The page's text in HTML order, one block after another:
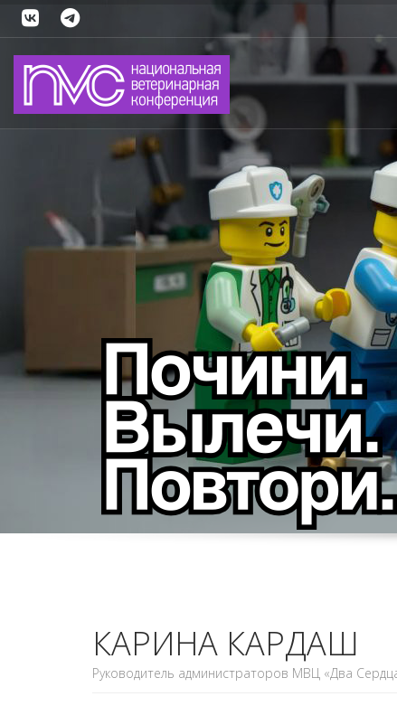
КАРИНА КАРДАШ
Руководитель администраторов МВЦ «Два